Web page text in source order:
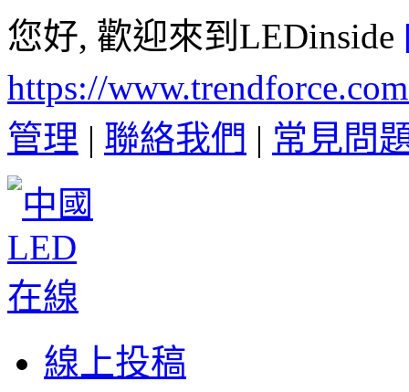
您好, 歡迎來到LEDinside
https://
管理 | 聯絡我們 | 常見問
線上投稿